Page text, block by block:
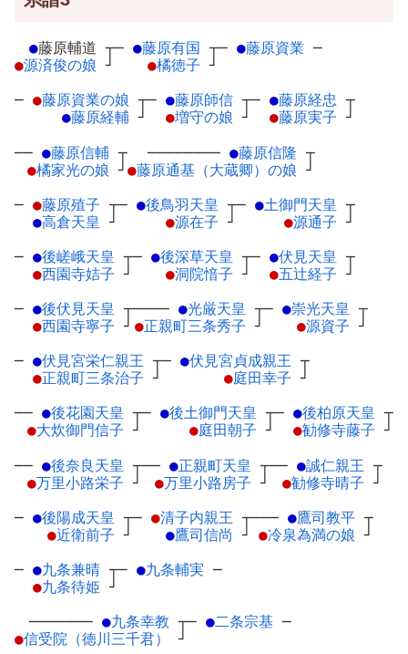
●藤原輔道 ┬
●源済俊の娘 ┘
─ ●藤原有国
┬
●橘徳子 ┘
─ ●藤原資業 ─
─ ●藤原資業の娘 ┬
●藤原経輔 ┘
─ ●藤原師信 ┬
●増守の娘 ┘
─ ●藤原経忠 ┬
●藤原実子 ┘
── ●藤原信輔 ┬
●橘家光の娘 ┘
──────── ●藤原信隆 ┬
●藤原通基（大蔵卿）の娘 ┘
─ ●藤原殖子 ┬
●高倉天皇 ┘
─ ●後鳥羽天皇 ┬
●源在子 ┘
─ ●土御門天皇 ┬
●源通子 ┘
─ ●後嵯峨天皇 ┬
●西園寺姞子 ┘
─ ●後深草天皇 ┬
●洞院愔子 ┘
─ ●伏見天皇 ┬
●五辻経子 ┘
─ ●後伏見天皇 ┬
●西園寺寧子 ┘
──── ●光厳天皇 ┬
●正親町三条秀子 ┘
─ ●崇光天皇 ┬
●源資子 ┘
─ ●伏見宮栄仁親王 ┬
●正親町三条治子 ┘
─ ●伏見宮貞成親王 ┬
●庭田幸子 ┘
── ●後花園天皇 ┬
●大炊御門信子 ┘
─ ●後土御門天皇 ┬
●庭田朝子 ┘
─ ●後柏原天皇 ┬
●勧修寺藤子 ┘
── ●後奈良天皇 ┬
●万里小路栄子 ┘
── ●正親町天皇 ┬
●万里小路房子 ┘
── ●誠仁親王 ┬
●勧修寺晴子 ┘
─ ●後陽成天皇 ┬
●近衛前子 ┘
─ ●清子内親王 ┬
●鷹司信尚 ┘
─── ●鷹司教平 ┬
●冷泉為満の娘 ┘
─ ●九条兼晴 ┬
●九条待姫 ┘
─ ●九条輔実 ─
─────── ●九条幸教 ┬
●信受院（徳川三千君） ┘
─ ●二条宗基 ─